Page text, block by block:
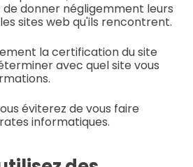
donner négligemment leurs
sites web qu'ils rencontrent.
la certification du site
avec quel site vous
éviterez de vous faire
informatiques.